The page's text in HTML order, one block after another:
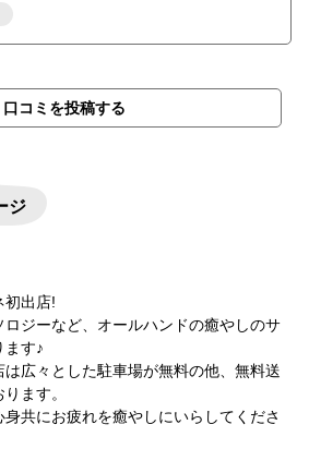
口コミを投稿する
ジ
初出店!
ジーなど、オールハンドの癒やしのサ
ます♪
広々とした駐車場が無料の他、無料送
ます。
共にお疲れを癒やしにいらしてくださ